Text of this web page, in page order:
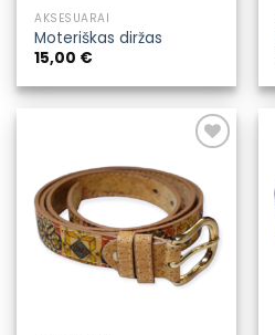
AKSESUARAI
Moteriškas diržas
15,00 €
Pridėti į
pageidavimų
sąrašą